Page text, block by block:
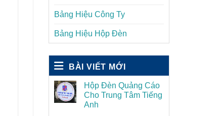
Bảng Hiệu Công Ty
Bảng Hiệu Hộp Đèn
BÀI VIẾT MỚI
Hộp Đèn Quảng Cáo
Cho Trung Tâm Tiếng
Anh